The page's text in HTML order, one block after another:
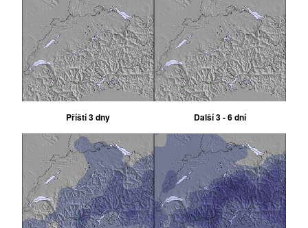
Příští 3 dny Další 3 - 6 dní